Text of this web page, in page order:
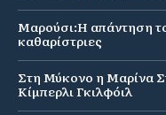
Μαρούσι:Η απάντηση
καθαρίστριες
Στη Μύκονο η Μαρίνα
Κίμπερλι Γκιλφόιλ